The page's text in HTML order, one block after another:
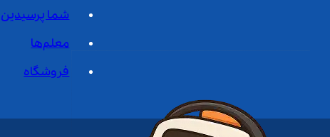
شما پرسیدین
معلم‌ها
فروشگاه